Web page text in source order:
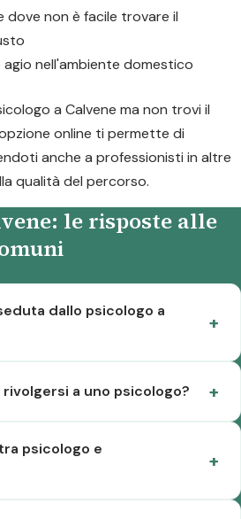
dove non è facile trovare il
agio nell'ambiente domestico
a Calvene ma non trovi il
online ti permette di
anche a professionisti in altre
qualità del percorso.
le risposte alle
dallo psicologo a
a uno psicologo?
psicologo e